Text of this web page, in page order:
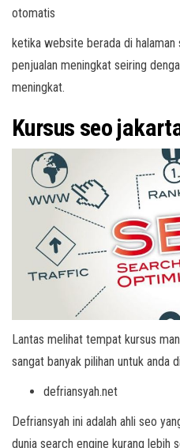
otomatis
ketika website berada di
penjualan meningkat seiring
meningkat.
Kursus seo
Lantas melihat tempat kursus
sangat banyak pilihan untuk anda
defriansyah.net
Defriansyah ini adalah ahli seo
dunia search engine kurang lebih